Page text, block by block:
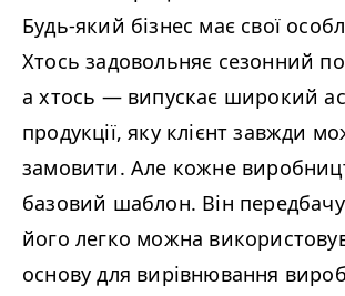
Будь-який бізнес має свої
Хтось задовольняє сезонний
а хтось — випускає широкий
продукції, яку клієнт завжди
замовити. Але кожне
базовий шаблон. Він
його легко можна
основу для вирівнювання